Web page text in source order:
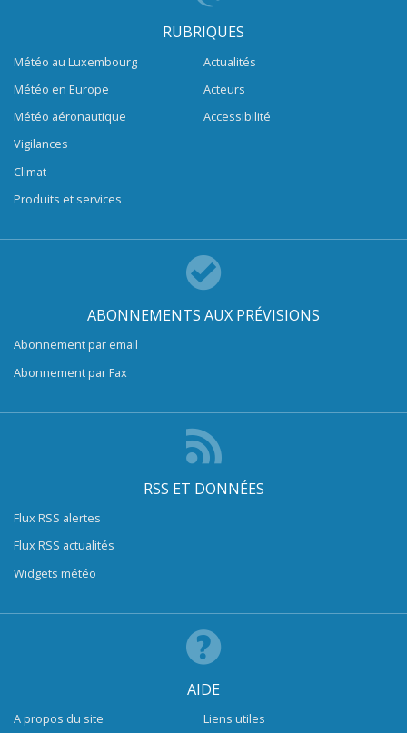
RUBRIQUES
Météo au Luxembourg
Météo en Europe
Météo aéronautique
Vigilances
Climat
Produits et services
Actualités
Acteurs
Accessibilité
ABONNEMENTS AUX PRÉVISIONS
Abonnement par email
Abonnement par Fax
RSS ET DONNÉES
Flux RSS alertes
Flux RSS actualités
Widgets météo
AIDE
A propos du site Liens utiles